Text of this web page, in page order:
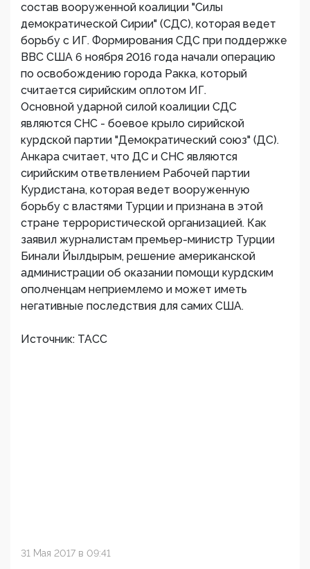
состав вооруженной коалиции "Силы
демократической Сирии" (СДС), которая ведет
борьбу с ИГ. Формирования СДС при поддержке
ВВС США 6 ноября 2016 года начали операцию
по освобождению города Ракка, который
считается сирийским оплотом ИГ.
Основной ударной силой коалиции СДС
являются СНС - боевое крыло сирийской
курдской партии "Демократический союз" (ДС).
Анкара считает, что ДС и СНС являются
сирийским ответвлением Рабочей партии
Курдистана, которая ведет вооруженную
борьбу с властями Турции и признана в этой
стране террористической организацией. Как
заявил журналистам премьер-министр Турции
Бинали Йылдырым, решение американской
администрации об оказании помощи курдским
ополченцам неприемлемо и может иметь
негативные последствия для самих США.
Источник: ТАСС
31 Мая 2017 в 09:41